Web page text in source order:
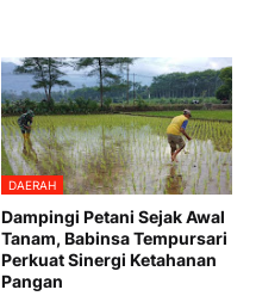
DAERAH
Dampingi Petani Sejak Awal
Tanam, Babinsa Tempursari
Perkuat Sinergi Ketahanan
Pangan